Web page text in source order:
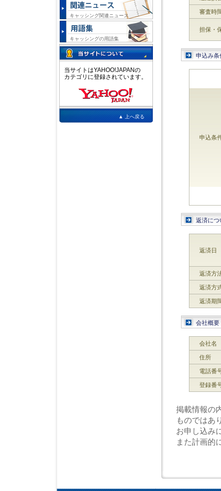
審査時
担保・
申込み条
申込条
返済につ
返済日
返済方
返済方
返済期
会社概要
会社名
住所
電話番
登録番
掲載情報の
ものではあ
お申し込み
また計画的
キャッシング関連ニュース
キャッシングの用語集
当サイトはYAHOO!JAPANの
カテゴリに登録されています。
▲ 上へ戻る